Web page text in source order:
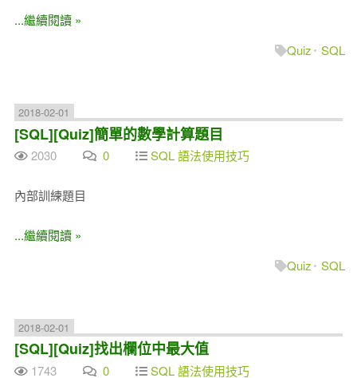
...繼續閱讀 »
Quiz
SQL
2018-02-01
[SQL][Quiz]簡單的數學計算題目
2030 0 SQL 語法使用技巧
內部訓練題目
...繼續閱讀 »
Quiz
SQL
2018-02-01
[SQL][Quiz]找出欄位中最大值
1743 0 SQL 語法使用技巧